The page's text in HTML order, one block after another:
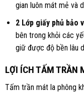
gian luôn mát mẻ và
2 Lớp giấy phủ bảo
bên trong khỏi các
giữ được độ bền lâu
LỢI ÍCH TẤM TRẦN
Tấm trần mát la phông